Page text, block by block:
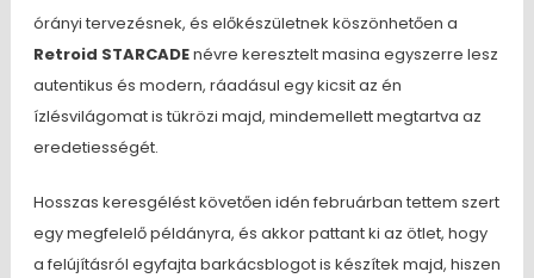
órányi tervezésnek, és előkészületnek köszönhetően a
Retroid STARCADEnévre keresztelt masina egyszerre lesz
autentikus és modern, ráadásul egy kicsit az én
ízlésvilágomat is tükrözi majd, mindemellett megtartva az
eredetiességét.
Hosszas keresgélést követően idén februárban tettem szert
egy megfelelő példányra, és akkor pattant ki az ötlet, hogy
a felújításról egyfajta barkácsblogot is készítek majd, hiszen